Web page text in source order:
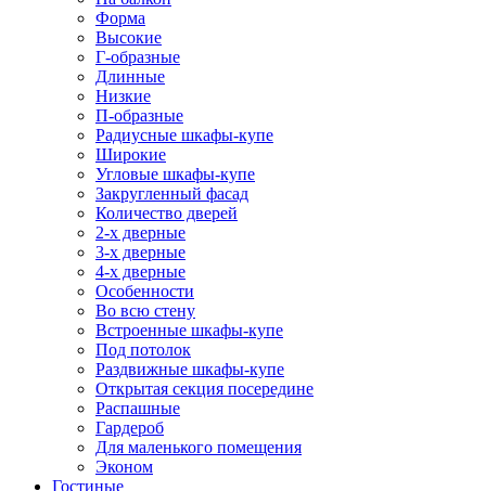
Форма
Высокие
Г-образные
Длинные
Низкие
П-образные
Радиусные шкафы-купе
Широкие
Угловые шкафы-купе
Закругленный фасад
Количество дверей
2-х дверные
3-х дверные
4-х дверные
Особенности
Во всю стену
Встроенные шкафы-купе
Под потолок
Раздвижные шкафы-купе
Открытая секция посередине
Распашные
Гардероб
Для маленького помещения
Эконом
Гостиные